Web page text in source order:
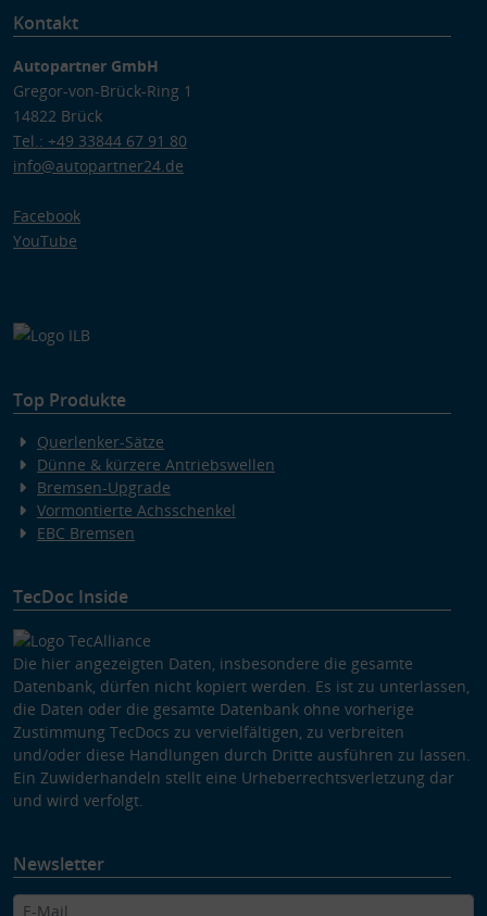
Kontakt
Autopartner GmbH
Gregor-von-Brück-Ring 1
14822 Brück
Tel.: +49 33844 67 91 80
info@autopartner24.de
Facebook
YouTube
Top Produkte
Querlenker-Sätze
Dünne & kürzere Antriebswellen
Bremsen-Upgrade
Vormontierte Achsschenkel
EBC Bremsen
TecDoc Inside
Die hier angezeigten Daten, insbesondere die gesamte
Datenbank, dürfen nicht kopiert werden. Es ist zu unterlassen,
die Daten oder die gesamte Datenbank ohne vorherige
Zustimmung TecDocs zu vervielfältigen, zu verbreiten
und/oder diese Handlungen durch Dritte ausführen zu lassen.
Ein Zuwiderhandeln stellt eine Urheberrechtsverletzung dar
und wird verfolgt.
Newsletter